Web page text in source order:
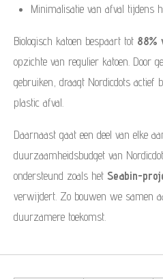
Minimalisatie van afval tijdens
Biologisch katoen bespaart tot 88%
opzichte van regulier katoen. Door
gebruiken, draagt Nordicdots actief
plastic afval.
Daarnaast gaat een deel van elke
duurzaamheidsbudget van
ondersteund zoals het Seabin-
verwijdert. Zo bouwen we samen
duurzamere toekomst.